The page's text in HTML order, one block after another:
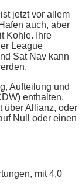
jetzt vor allem
auch, aber
Kohle. Ihre
League
Sat Nav kann
Aufteilung und
enthalten.
über Allianz, oder
Null oder einen
mit 4,0